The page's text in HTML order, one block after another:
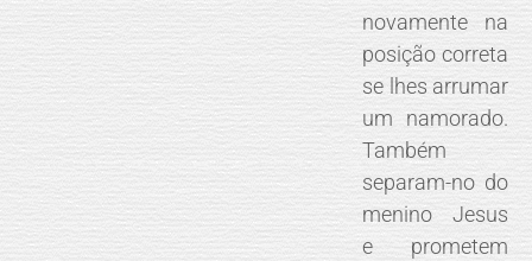
novamente na
posição correta
se lhes arrumar
um namorado.
Também
separam-no do
menino Jesus
e prometem